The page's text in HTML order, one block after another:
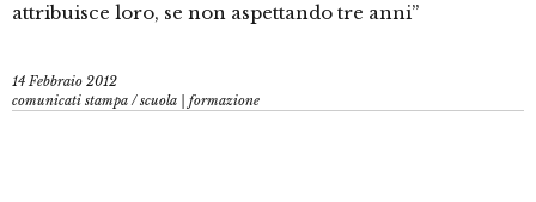
attribuisce loro, se non aspettando tre anni”
14 Febbraio 2012
comunicati stampa /scuola | formazione